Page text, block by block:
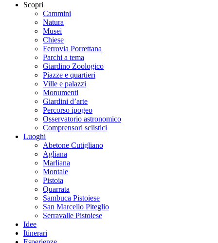
Scopri
Cammini
Natura
Musei
Chiese
Ferrovia Porrettana
Parchi a tema
Giardino Zoologico
Piazze e quartieri
Ville e palazzi
Monumenti
Giardini d’arte
Percorso ipogeo
Osservatorio astronomico
Comprensori sciistici
Luoghi
Abetone Cutigliano
Agliana
Marliana
Montale
Pistoia
Quarrata
Sambuca Pistoiese
San Marcello Piteglio
Serravalle Pistoiese
Idee
Itinerari